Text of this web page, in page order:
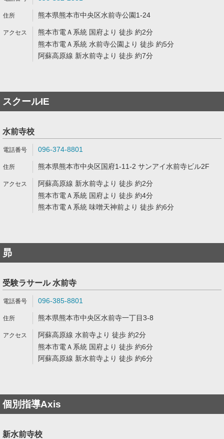
熊本県熊本市中央区水前寺公園1-24
熊本市電Ａ系統 国府より 徒歩 約2分
熊本市電Ａ系統 水前寺公園より 徒歩 約5分
阿蘇高原線 新水前寺より 徒歩 約7分
スクールIE
水前寺校
096-374-8801
熊本県熊本市中央区国府1-11-2 サンアイ水前寺ビル2F
阿蘇高原線 新水前寺より 徒歩 約2分
熊本市電Ａ系統 国府より 徒歩 約4分
熊本市電Ａ系統 味噌天神前より 徒歩 約6分
昴
受験ラサール 水前寺
096-385-8801
熊本県熊本市中央区水前寺一丁目3-8
阿蘇高原線 水前寺より 徒歩 約2分
熊本市電Ａ系統 国府より 徒歩 約6分
阿蘇高原線 新水前寺より 徒歩 約6分
個別指導Axis
新水前寺校